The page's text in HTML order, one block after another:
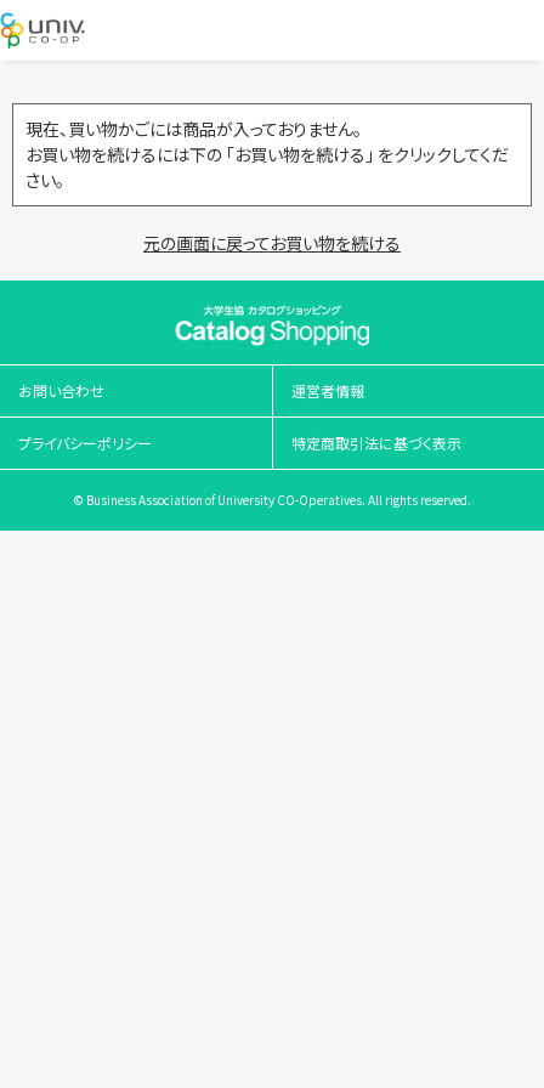
現在、買い物かごには商品が入っておりません。
お買い物を続けるには下の 「お買い物を続ける」 をクリックしてくだ
さい。
元の画面に戻ってお買い物を続ける
お問い合わせ 運営者情報
プライバシーポリシー 特定商取引法に基づく表示
© Business Association of University CO-Operatives. All rights reserved.